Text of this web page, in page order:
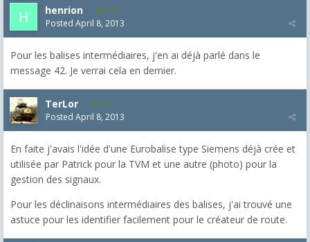
henrion 101
Posted April 8, 2013
Pour les balises intermédiaires, j'en ai déjà parlé dans le
message 42. Je verrai cela en dernier.
TerLor 114
Posted April 8, 2013
En faite j'avais l'idée d'une Eurobalise type Siemens déjà crée et
utilisée par Patrick pour la TVM et une autre (photo) pour la
gestion des signaux.
Pour les déclinaisons intermédiaires des balises, j'ai trouvé une
astuce pour les identifier facilement pour le créateur de route.